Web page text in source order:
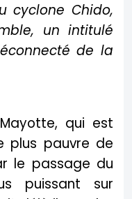
cyclone Chido,
un intitulé
de la
qui est
plus pauvre de
le passage du
puissant sur